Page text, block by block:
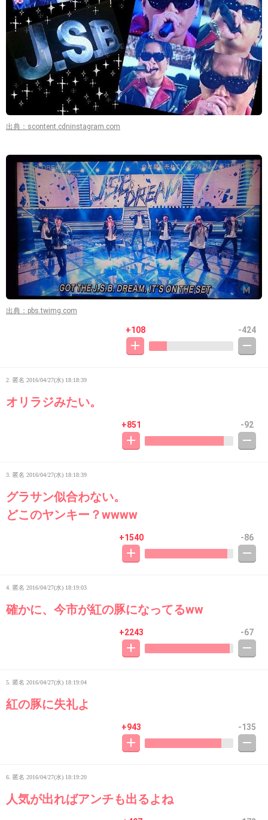
出典：scontent.cdninstagram.com
出典：pbs.twimg.com
+108 -424
2. 匿名 2016/04/27(水) 18:18:39
オリラジみたい。
+851 -92
3. 匿名 2016/04/27(水) 18:18:39
グラサン似合わない。
どこのヤンキー？wwww
+1540 -86
4. 匿名 2016/04/27(水) 18:19:03
確かに、今市が紅の豚になってるww
+2243 -67
5. 匿名 2016/04/27(水) 18:19:04
紅の豚に失礼よ
+943 -135
6. 匿名 2016/04/27(水) 18:19:20
人気が出ればアンチも出るよね